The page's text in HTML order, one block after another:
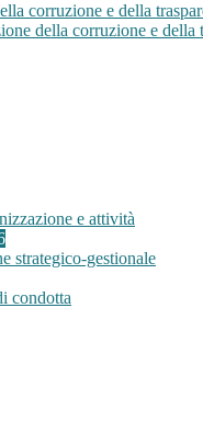
corruzione e della
della corruzione e della
e attività
strategico-gestionale
condotta